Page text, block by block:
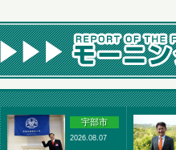
宇部市
2026.08.07